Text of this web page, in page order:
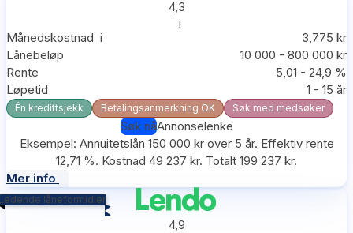
4,3
i
Månedskostnad i
3,775 kr
Lånebeløp
10 000 - 800 000 kr
Rente
5,01 - 24,9 %
Løpetid
1 - 15 år
Én kredittsjekk Betalingsanmerkning OK Søk med medsøker
Søk nåAnnonselenke
Eksempel: Annuitetslån 150 000 kr over 5 år. Effektiv rente
12,71 %. Kostnad 49 237 kr. Totalt 199 237 kr.
Mer info
låneformidler
4,9